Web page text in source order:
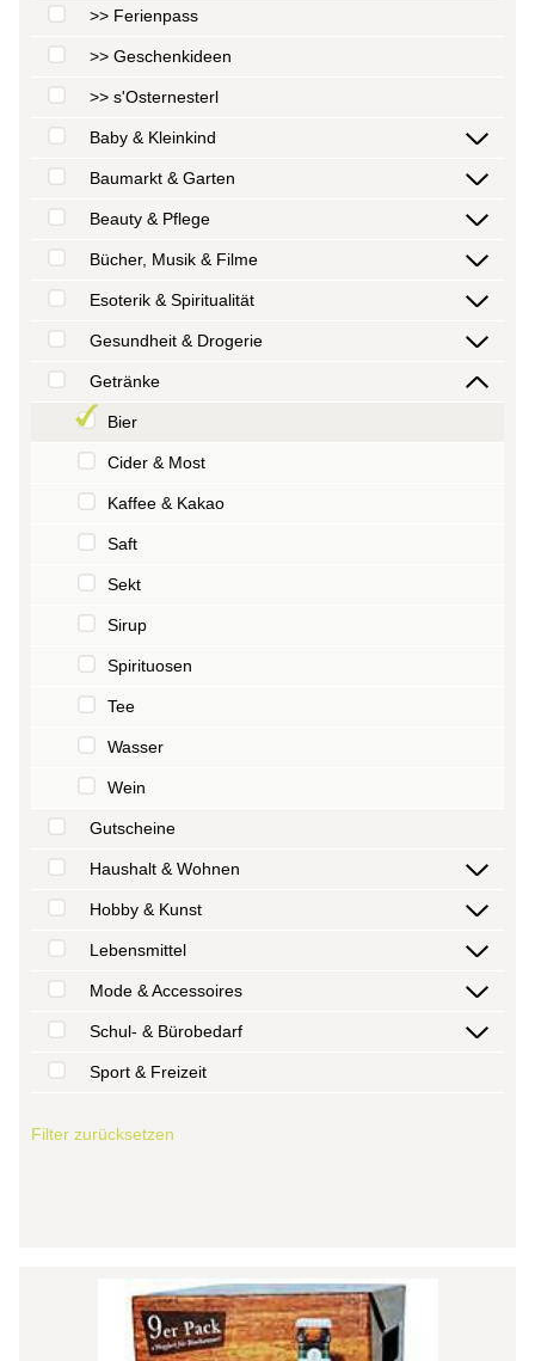
>> Ferienpass
>> Geschenkideen
>> s'Osternesterl
Baby & Kleinkind
Baumarkt & Garten
Beauty & Pflege
Bücher, Musik & Filme
Esoterik & Spiritualität
Gesundheit & Drogerie
Getränke
Bier
Cider & Most
Kaffee & Kakao
Saft
Sekt
Sirup
Spirituosen
Tee
Wasser
Wein
Gutscheine
Haushalt & Wohnen
Hobby & Kunst
Lebensmittel
Mode & Accessoires
Schul- & Bürobedarf
Sport & Freizeit
Filter zurücksetzen